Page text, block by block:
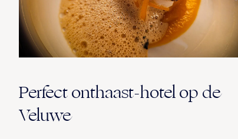
Perfect onthaast-hotel op de
Veluwe